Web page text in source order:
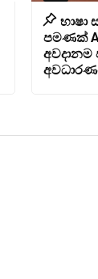
පමණක්